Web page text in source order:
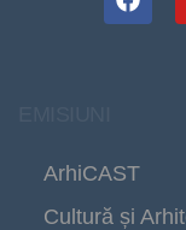
ArhiCAST
Cultură și